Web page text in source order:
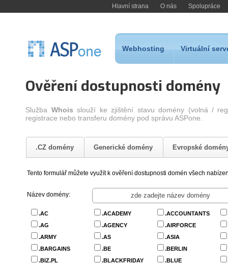
Hlavní strana O nás Spolupráce
Webhosting Virtuální
Ověření dostupnosti domény
Služba Whois slouží ke zjištění stavu domény (volná /
registrace nebo transferu domény pod správu ASPone.
.CZ domény Generické domény Evropské
Tento formulář můžete využít k ověření dostupnosti domén všech
Název domény:
.AC .ACADEMY
.ACCOUNTANTS
.AG
.AGENCY
.AIRFORCE
.ARMY
.AS
.ASIA
.BARGAINS
.BE
.BERLIN
.BIZ.PL
.BLACKFRIDAY
.BLUE